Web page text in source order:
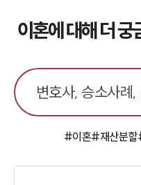
법
뉴스레
이혼에 대해 더 궁
#이혼#재산분할